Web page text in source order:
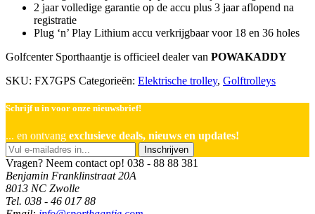
2 jaar volledige garantie op de accu plus 3 jaar aflopend na
registratie
Plug ‘n’ Play Lithium accu verkrijgbaar voor 18 en 36 holes
Golfcenter Sporthaantje is officieel dealer van POWAKADDY
SKU: FX7GPS Categorieën: Elektrische trolley, Golftrolleys
Schrijf u in voor onze nieuwsbrief!
... en ontvang exclusieve deals, nieuws en updates!
Inschrijven
Vragen? Neem contact op! 038 - 88 88 381
Benjamin Franklinstraat 20A
8013 NC Zwolle
Tel. 038 - 46 017 88